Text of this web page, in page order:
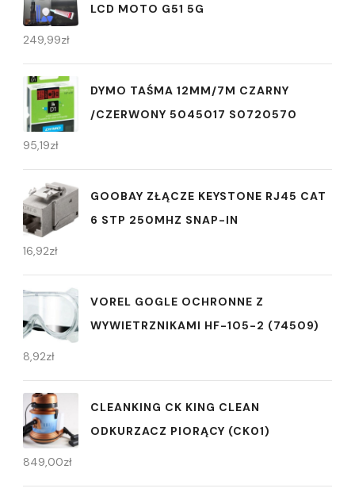
LCD MOTO G51 5G
249,99zł
DYMO TAŚMA 12MM/7M CZARNY
/CZERWONY 5045017 S0720570
95,19zł
GOOBAY ZŁĄCZE KEYSTONE RJ45 CAT
6 STP 250MHZ SNAP-IN
16,92zł
VOREL GOGLE OCHRONNE Z
WYWIETRZNIKAMI HF-105-2 (74509)
8,92zł
CLEANKING CK KING CLEAN
ODKURZACZ PIORĄCY (CK01)
849,00zł